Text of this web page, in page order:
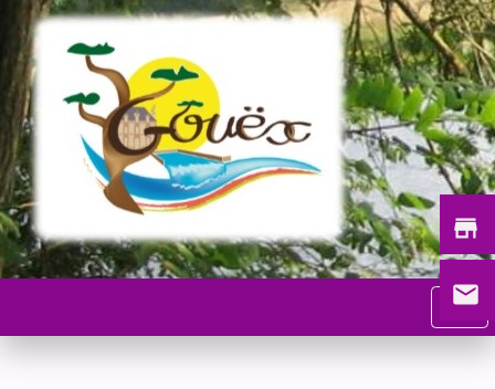
menu
store
email